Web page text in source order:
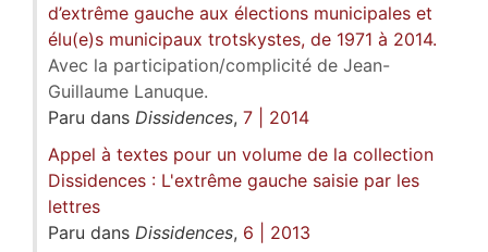
d’extrême gauche aux élections municipales et
élu(e)s municipaux trotskystes, de 1971 à 2014.
Avec la participation/complicité de Jean-
Guillaume Lanuque.
Paru dans Dissidences, 7 | 2014
Appel à textes pour un volume de la collection
Dissidences : L'extrême gauche saisie par les
lettres
Paru dans Dissidences, 6 | 2013